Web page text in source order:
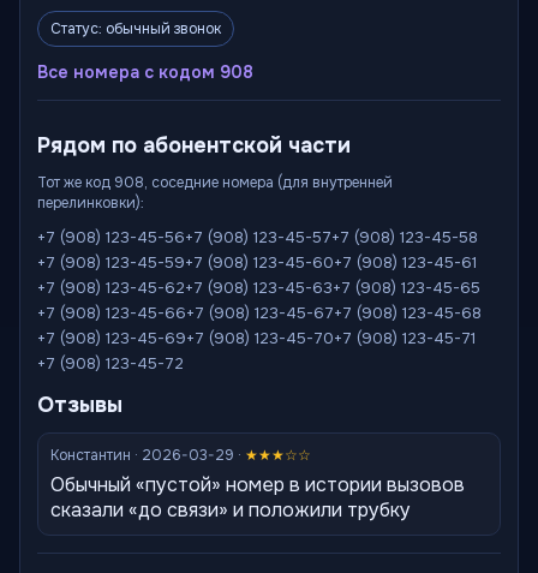
Статус: обычный звонок
Все номера с кодом 908
Рядом по абонентской части
Тот же код 908, соседние номера (для внутренней
перелинковки):
+7 (908) 123-45-56+7 (908) 123-45-57+7 (908) 123-45-58
+7 (908) 123-45-59+7 (908) 123-45-60+7 (908) 123-45-61
+7 (908) 123-45-62+7 (908) 123-45-63+7 (908) 123-45-65
+7 (908) 123-45-66+7 (908) 123-45-67+7 (908) 123-45-68
+7 (908) 123-45-69+7 (908) 123-45-70+7 (908) 123-45-71
+7 (908) 123-45-72
Отзывы
Константин · 2026-03-29 · ★★★☆☆
Обычный «пустой» номер в истории вызовов
сказали «до связи» и положили трубку